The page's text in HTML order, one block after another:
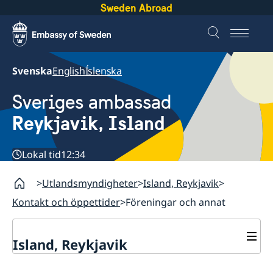
Sweden Abroad
SvenskaEnglishÍslenska
Sveriges ambassad
Reykjavik, Island
Lokal tid12:34
Utlandsmyndigheter Island, Reykjavik
Kontakt och öppettider Föreningar och annat
Island, Reykjavik